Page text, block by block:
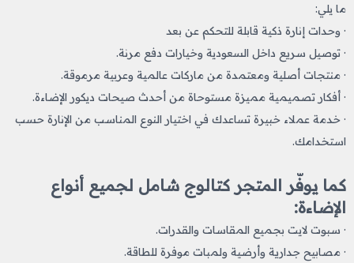
ما يلي:
· وحدات إنارة ذكية قابلة للتحكم عن بعد
· توصيل سريع داخل السعودية وخيارات دفع مرنة.
· منتجات أصلية ومعتمدة من ماركات عالمية وعربية مرموقة.
· أفكار تصميمية مميزة مستوحاة من أحدث صيحات ديكور الإضاءة.
· خدمة عملاء خبيرة تساعدك في اختيار النوع المناسب من الإنارة حسب
استخدامك.
كما يوفّر المتجر كتالوج شامل لجميع أنواع
الإضاءة:
· سبوت لايت بجميع المقاسات والقدرات.
· مصابيح جدارية وأرضية ولمبات موفرة للطاقة.